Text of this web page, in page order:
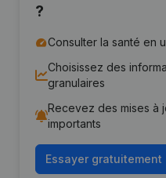
?
Consulter la santé en
Choisissez des
granulaires
Recevez des mises à
importants
Essayer gratuitement